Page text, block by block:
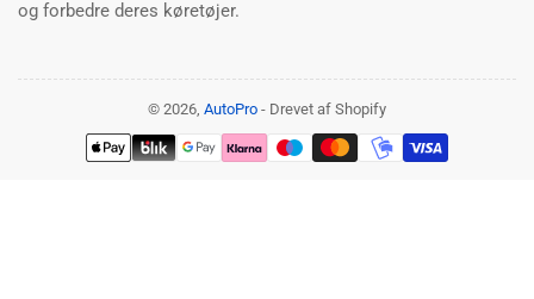
og forbedre deres køretøjer.
© 2026, AutoPro - Drevet af Shopify
Betalingsmetoder